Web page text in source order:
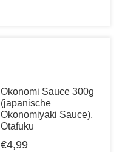
Okonomi Sauce 300g
(japanische
Okonomiyaki Sauce),
Otafuku
€4,99